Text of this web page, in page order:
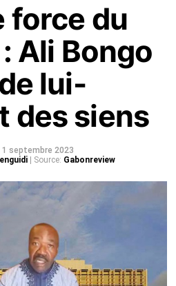
force du
Ali Bongo
lui-
des siens
1 septembre 2023
| Source: Gabonreview